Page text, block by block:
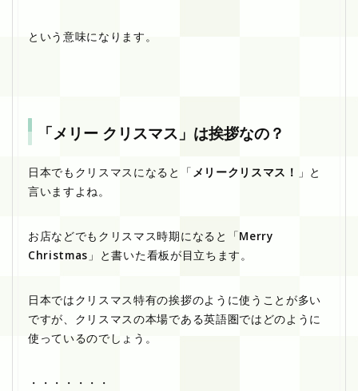
という意味になります。
「メリー クリスマス」は挨拶なの？
日本でもクリスマスになると「 メリークリスマス！ 」と
言いますよね。
お店などでもクリスマス時期になると「Merry
Christmas 」と書いた看板が目立ちます。
日本ではクリスマス特有の挨拶のように使うことが多い
ですが、クリスマスの本場である英語圏ではどのように
使っているのでしょう。
・・・・・・・